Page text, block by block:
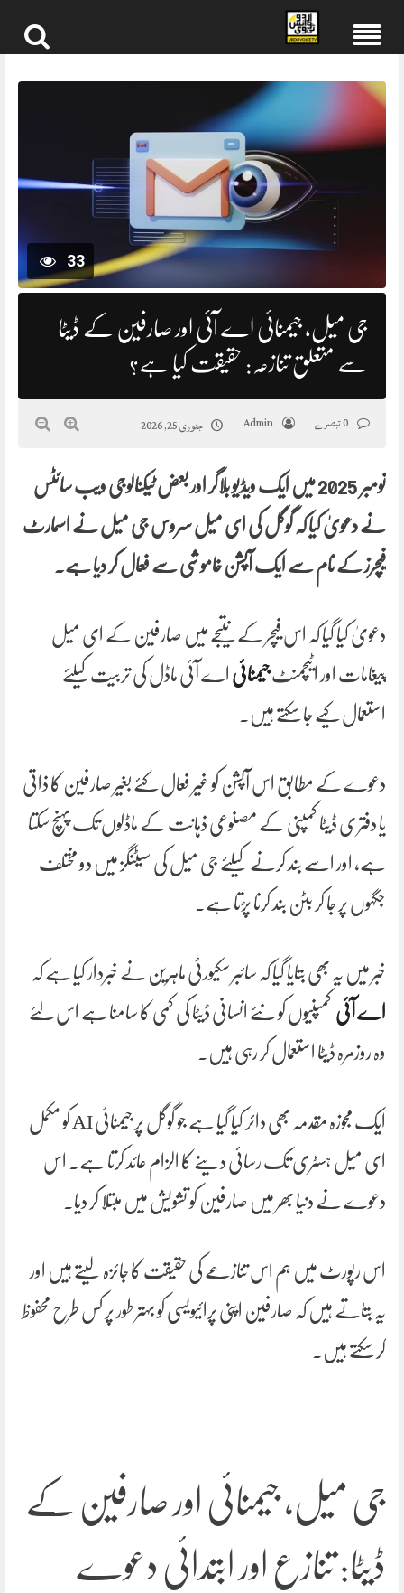
content
33
جی میل، جیمنائی اے آئی اور صارفین کے ڈیٹا
سے متعلق تنازعہ: حقیقت کیا ہے؟
Admin جنوری 25, 2026
نومبر 2025 میں ایک ویڈیو بلاگر اور بعض ٹیکنالوجی ویب سائٹس
نے دعویٰ کیا کہ گوگل کی ای میل سروس جی میل نے اسمارٹ
فیچرز کے نام سے ایک آپشن خاموشی سے فعال کر دیا ہے۔
دعویٰ کیا گیا کہ اس فیچر کے نتیجے میں صارفین کے ای میل
پیغامات اور اٹیچمنٹجیمنائی اے آئی ماڈل کی تربیت کیلئے
استعمال کیے جا سکتے ہیں۔
دعوے کے مطابق اس آپشن کو غیر فعال کئے بغیر صارفین کا ذاتی
یا دفتر ی ڈیٹا کمپنی کے مصنوعی ذہانت کے ماڈلوں تک پہنچ سکتا
ہے، اور اسے بند کرنے کیلئے جی میل کی سیٹنگز میں دو مختلف
جگہوں پر جا کر بٹن بند کرنا پڑتا ہے۔
خبر میں یہ بھی بتایا گیا کہ سائبر سکیورٹی ماہرین نے خبردار کیا ہے کہ
اے آئی کمپنیوں کو نئے انسانی ڈیٹا کی کمی کا سامنا ہے اس لئے
وہ روزمرہ ڈیٹا استعمال کر رہی ہیں۔
ایک مجوزہ مقدمہ بھی دائر کیا گیا ہے جو گوگل پر جیمنائی AI کو مکمل
ای میل ہسٹری تک رسائی دینے کا الزام عائد کرتا ہے۔ اس
دعوے نے دنیا بھر میں صارفین کو تشویش میں مبتلا کر دیا۔
اس رپورٹ میں ہم اس تنازعے کی حقیقت کا جائزہ لیتے ہیں اور
یہ بتاتے ہیں کہ صارفین اپنی پرائیویسی کو بہتر طور پر کس طرح محفوظ
کر سکتے ہیں۔
جی میل، جیمنائی اور صارفین کے
ڈیٹا: تنازع اور ابتدائی دعوے